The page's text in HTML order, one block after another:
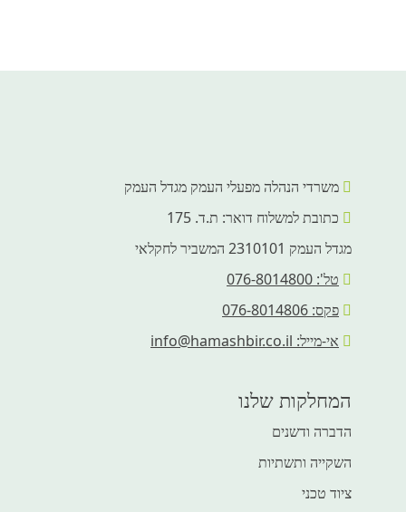
משרדי הנהלה מפעלי העמק מגדל העמק
כתובת למשלוח דואר: ת.ד. 175
מגדל העמק 2310101 המשביר לחקלאי
טל': 076-8014800
פקס: 076-8014806
אי-מייל: info@hamashbir.co.il
המחלקות שלנו
הדברה ודשנים
השקייה ותשתיות
ציוד טכני